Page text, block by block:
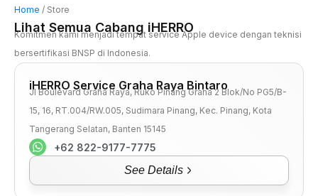
Home / Store
Lihat Semua Cabang iHERRO
Komitmen kami menjadi tempat service Apple device dengan teknisi
bersertifikasi BNSP di Indonesia.
iHERRO Service Graha Raya Bintaro
Jl Boulevard Graha Raya, Ruko Pinang Graha 2 Blok/No PG5/B-
15, 16, RT.004/RW.005, Sudimara Pinang, Kec. Pinang, Kota
Tangerang Selatan, Banten 15145
+62 822-9177-7775
See Details